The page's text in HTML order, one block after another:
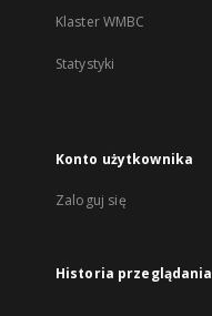
Klaster WMBC
Statystyki
Konto użytkownika
Zaloguj się
Historia przeglądania